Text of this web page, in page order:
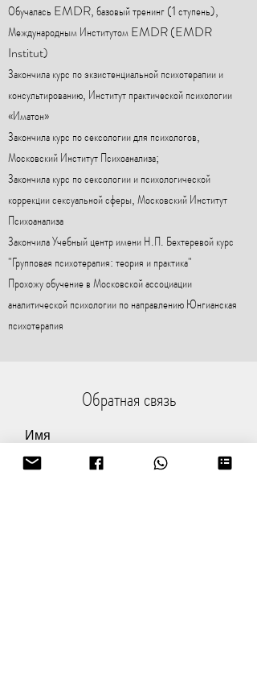
Обучалась EMDR, базовый тренинг(1 ступень),
Международным Институтом EMDR (EMDR
Institut)
Закончила курс по экзистенциальной психотерапии и
консультированию, Институт практической психологии
«Иматон»
Закончила курс по сексологии для психологов,
Московский Институт Психоанализа;
Закончила курс по сексологии и психологической
коррекции сексуальной сферы, Московский Институт
Психоанализа
Закончила Учебный центр имени Н.П. Бехтеревой курс
"Групповая психотерапия: теория и практика"
Прохожу обучение в Московской ассоциации
аналитической психологии по направлению Юнгианская
психотерапия
Обратная связь
Имя